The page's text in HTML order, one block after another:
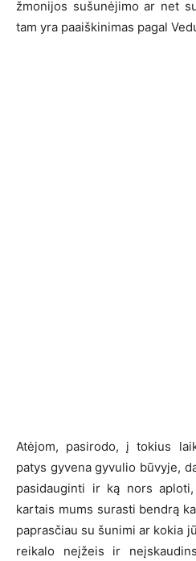
žmonijos sušunėjimo ar net
tam yra paaiškinimas pagal
Atėjom, pasirodo, į tokius
patys gyvena gyvulio būvyje,
pasidauginti ir ką nors
kartais mums surasti bendrą
paprasčiau su šunimi ar kokia
reikalo neįžeis ir